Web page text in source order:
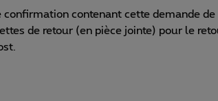
contenant cette demande de
de retour (en pièce jointe) pour le